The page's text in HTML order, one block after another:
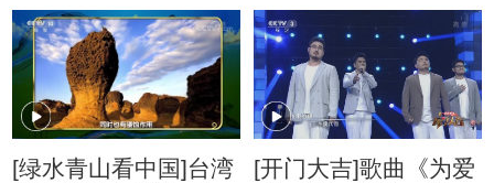
国安
陈德容 萧蔷
[绿水青山看中国]台湾
[开门大吉]歌曲《为爱